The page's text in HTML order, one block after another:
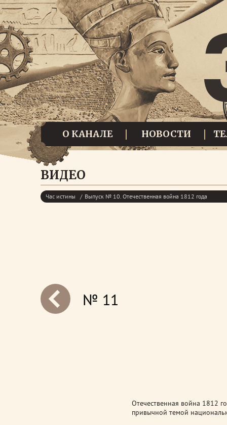
О КАНАЛЕ НОВОСТИ
ВИДЕО
Час истины Выпуск № 10. Отечественная война 1812 года
№ 11
Отечественная война 1812
привычной темой